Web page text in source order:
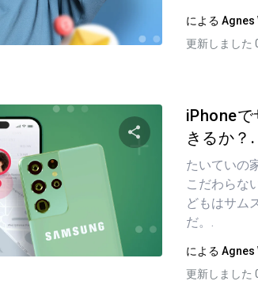
フェイスブック リン
による Agnes
更新しました
この記事を共有
ツイッター
iPhone
きるか？.
たいていの
こだわらな
どもはサム
だ。.
による Agnes
更新しました